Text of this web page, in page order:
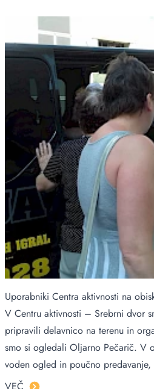
Uporabniki Centra aktivnosti na
V Centru aktivnosti – Srebrni dvor
pripravili delavnico na terenu in
smo si ogledali Oljarno Pečarič. V
voden ogled in poučno predavanje,